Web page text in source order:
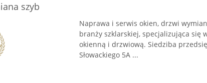
szyb
Naprawa i serwis okien, drzwi
branży szklarskiej, specjalizująca się
okienną i drzwiową. Siedziba
Słowackiego 5A ...